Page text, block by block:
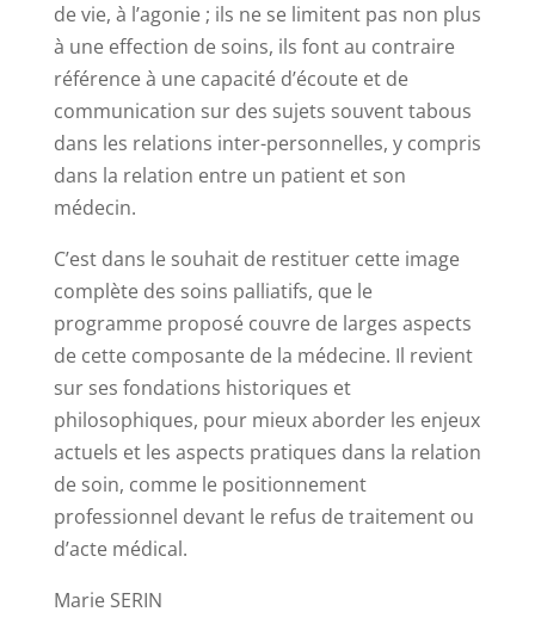
de vie, à l’agonie ; ils ne se limitent pas non plus
à une effection de soins, ils font au contraire
référence à une capacité d’écoute et de
communication sur des sujets souvent tabous
dans les relations inter-personnelles, y compris
dans la relation entre un patient et son
médecin.
C’est dans le souhait de restituer cette image
complète des soins palliatifs, que le
programme proposé couvre de larges aspects
de cette composante de la médecine. Il revient
sur ses fondations historiques et
philosophiques, pour mieux aborder les enjeux
actuels et les aspects pratiques dans la relation
de soin, comme le positionnement
professionnel devant le refus de traitement ou
d’acte médical.
Marie SERIN